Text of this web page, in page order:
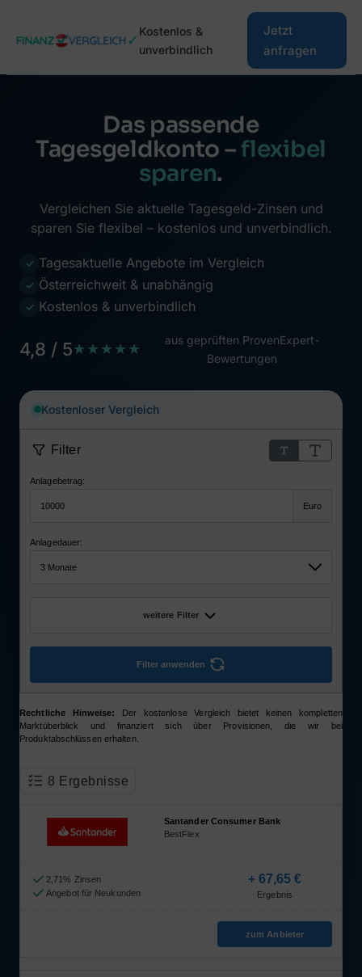
Inhalt
✓
Kostenlos &
unverbindlich
Jetzt
anfragen
Das passende
Tagesgeldkonto – flexibel
sparen.
Vergleichen Sie aktuelle Tagesgeld-Zinsen und
sparen Sie flexibel – kostenlos und unverbindlich.
✓ Tagesaktuelle Angebote im Vergleich
✓ Österreichweit & unabhängig
✓ Kostenlos & unverbindlich
4,8 / 5★★★★★
aus geprüften ProvenExpert-
Bewertungen
Kostenloser Vergleich